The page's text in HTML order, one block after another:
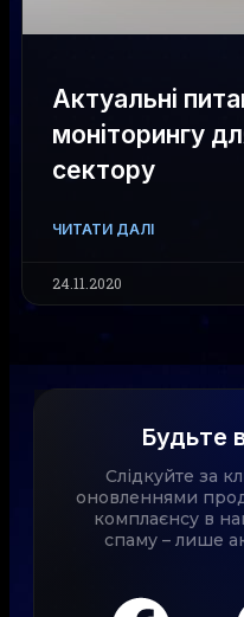
Актуальні
моніторингу
сектору
ЧИТАТИ ДАЛІ
24.11.2020
Будьте
Слідкуйте за
оновленнями
комплаєнсу в
спаму – лише